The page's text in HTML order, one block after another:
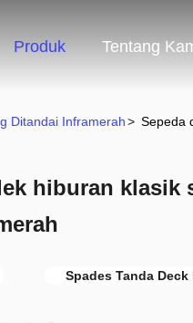
Produk Tentang
Ditandai Inframerah> Sepeda
hiburan klasik
Spades Tanda Deck